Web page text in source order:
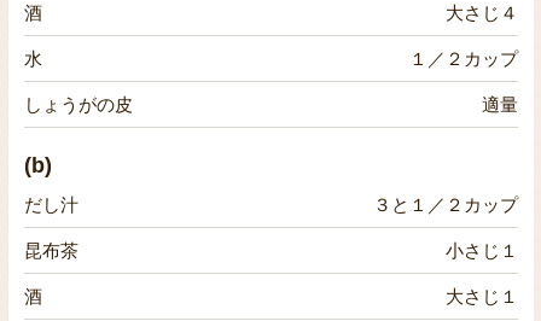
酒 大さじ４
水 １／２カップ
しょうがの皮 適量
(b)
だし汁 ３と１／２カップ
昆布茶 小さじ１
酒 大さじ１